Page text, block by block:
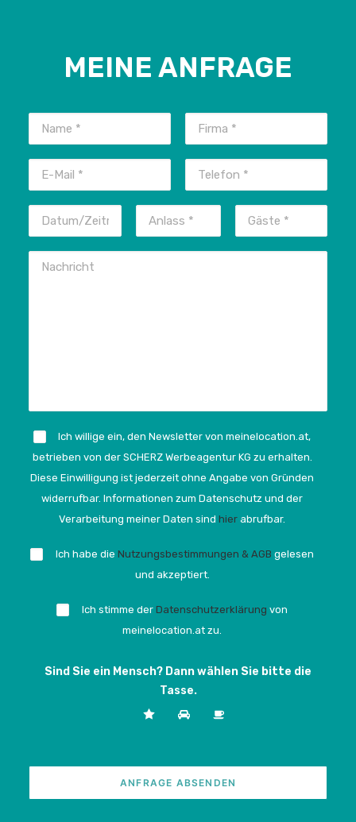
MEINE ANFRAGE
Ich willige ein, den Newsletter von meinelocation.at,
betrieben von der SCHERZ Werbeagentur KG zu erhalten.
Diese Einwilligung ist jederzeit ohne Angabe von Gründen
widerrufbar. Informationen zum Datenschutz und der
Verarbeitung meiner Daten sind hier abrufbar.
Ich habe die Nutzungsbestimmungen & AGB gelesen
und akzeptiert.
Ich stimme der Datenschutzerklärung von
meinelocation.at zu.
Sind Sie ein Mensch? Dann wählen Sie bitte die
Tasse.